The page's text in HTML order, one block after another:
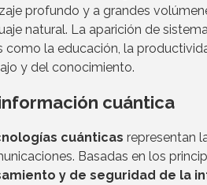
profundo y a grandes
natural. La aparición de
como la educación, la
y del conocimiento.
cuántica
cuánticas representan
Basadas en los
y de seguridad de la